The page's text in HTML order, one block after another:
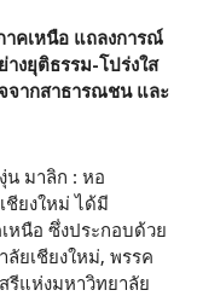
าคเหนือ แถลงการณ์
างยุติธรรม-โปร่งใส
จากสาธารณชน และ
น มาลิก : หอ
ชียงใหม่ ได้มี
หนือ ซึ่งประกอบด้วย
ยเชียงใหม่, พรรค
รีแห่งมหาวิทยาลัย